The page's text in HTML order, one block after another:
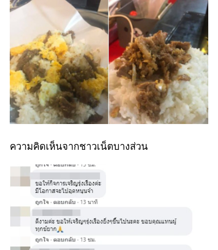
ความคิดเห็นจากชาวเน็ตบางส่วน